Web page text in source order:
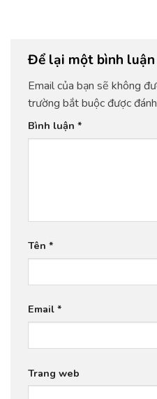
Để lại một bình luận
Email của bạn sẽ không
trường bắt buộc được
Bình luận *
Tên *
Email *
Trang web